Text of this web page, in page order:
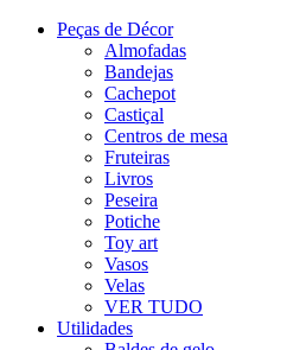
Peças de Décor
Almofadas
Bandejas
Cachepot
Castiçal
Centros de mesa
Fruteiras
Livros
Peseira
Potiche
Toy art
Vasos
Velas
VER TUDO
Utilidades